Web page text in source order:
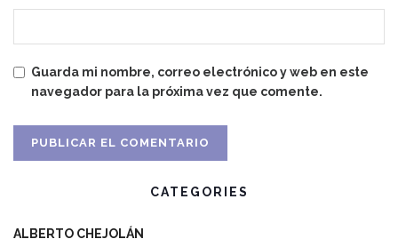
Guarda mi nombre, correo electrónico y web en este
navegador para la próxima vez que comente.
CATEGORIES
ALBERTO CHEJOLÁN